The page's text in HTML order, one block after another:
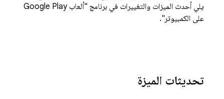
يلي أحدث الميزات والتغييرات في برنامج "ألعاب Google Play
على الكمبيوتر".
تحديثات الميزة